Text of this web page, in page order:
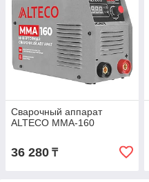
Сварочный аппарат
ALTECO MMA-160
36 280 ₸